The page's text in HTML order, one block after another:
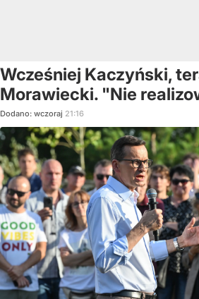
Wcześniej Kaczyński,
Morawiecki. "Nie
Dodano: wczoraj 21:16